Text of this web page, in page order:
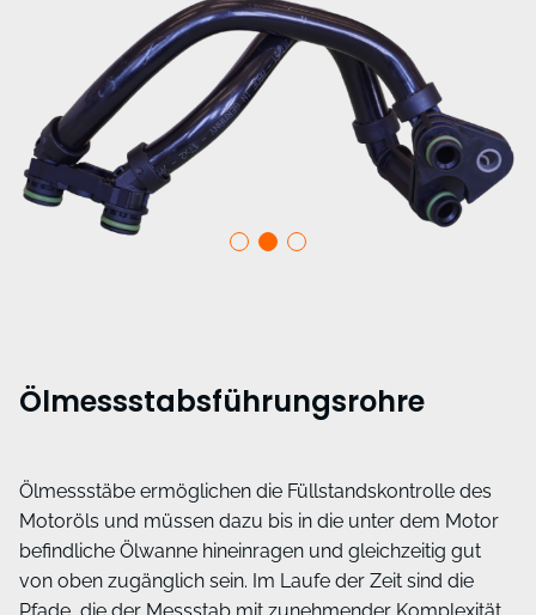
Ölmessstabsführungsrohre
Ölmessstäbe ermöglichen die Füllstandskontrolle des
Motoröls und müssen dazu bis in die unter dem Motor
befindliche Ölwanne hineinragen und gleichzeitig gut
von oben zugänglich sein. Im Laufe der Zeit sind die